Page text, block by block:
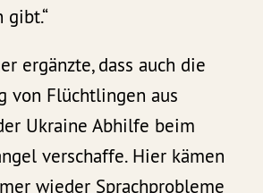
gibt.“
ergänzte, dass auch die
von Flüchtlingen aus
Ukraine Abhilfe beim
verschaffe. Hier kämen
wieder Sprachprobleme